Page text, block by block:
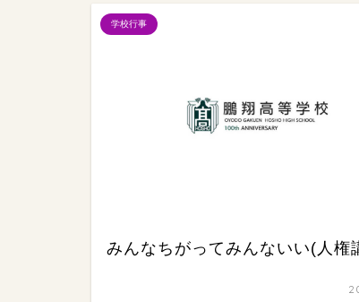
学校行事
みんなちがってみんないい(人権